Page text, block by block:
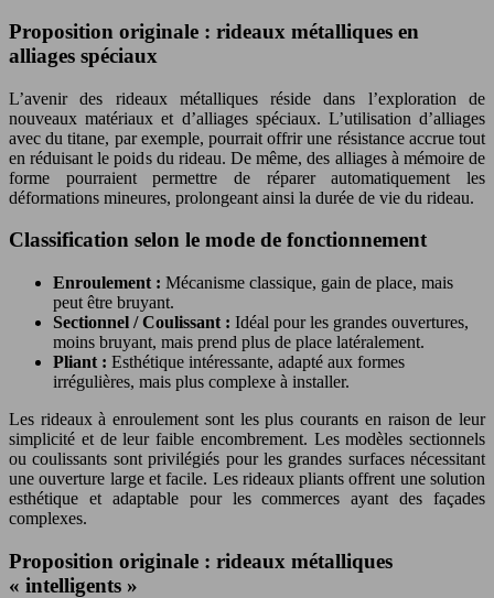
Proposition originale : rideaux métalliques en
alliages spéciaux
L’avenir des rideaux métalliques réside dans l’exploration de
nouveaux matériaux et d’alliages spéciaux. L’utilisation d’alliages
avec du titane, par exemple, pourrait offrir une résistance accrue tout
en réduisant le poids du rideau. De même, des alliages à mémoire de
forme pourraient permettre de réparer automatiquement les
déformations mineures, prolongeant ainsi la durée de vie du rideau.
Classification selon le mode de fonctionnement
Enroulement : Mécanisme classique, gain de place, mais
peut être bruyant.
Sectionnel / Coulissant : Idéal pour les grandes ouvertures,
moins bruyant, mais prend plus de place latéralement.
Pliant : Esthétique intéressante, adapté aux formes
irrégulières, mais plus complexe à installer.
Les rideaux à enroulement sont les plus courants en raison de leur
simplicité et de leur faible encombrement. Les modèles sectionnels
ou coulissants sont privilégiés pour les grandes surfaces nécessitant
une ouverture large et facile. Les rideaux pliants offrent une solution
esthétique et adaptable pour les commerces ayant des façades
complexes.
Proposition originale : rideaux métalliques
« intelligents »